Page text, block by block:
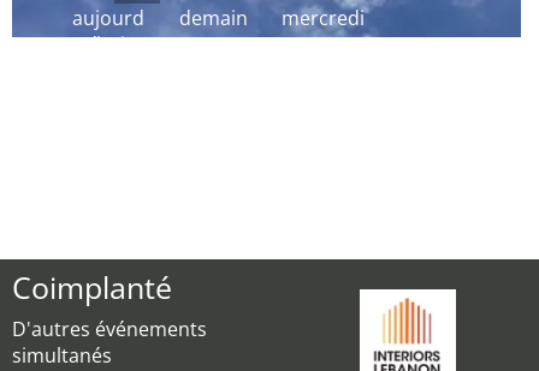
aujourd
´hui
demain mercredi
Coimplanté
D'autres événements
simultanés